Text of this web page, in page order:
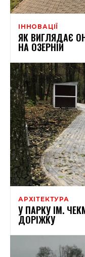
ІННОВАЦІЇ
ЯК ВИГЛЯДАЄ
НА ОЗЕРНІЙ
АРХІТЕКТУРА
У ПАРКУ ІМ.
ДОРІЖКУ